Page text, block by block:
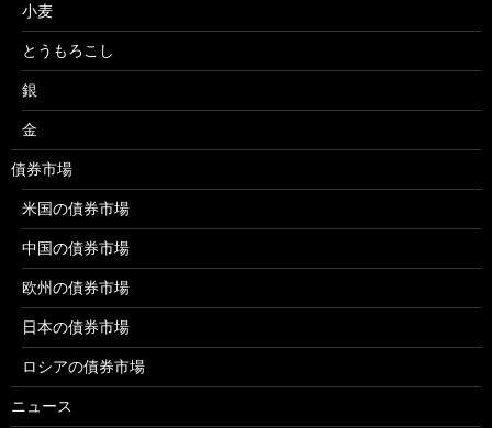
小麦
とうもろこし
銀
金
債券市場
米国の債券市場
中国の債券市場
欧州の債券市場
日本の債券市場
ロシアの債券市場
ニュース